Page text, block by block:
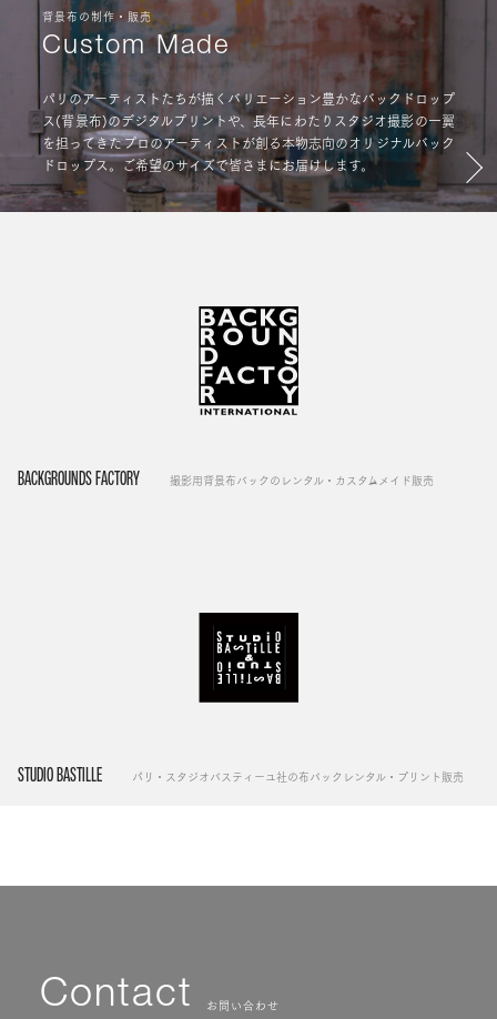
背景布の制作・販売
Custom Made
パリのアーティストたちが描くバリエーション豊かなバックドロップ
ス(背景布)のデジタルプリントや、長年にわたりスタジオ撮影の一翼
を担ってきたプロのアーティストが創る本物志向のオリジナルバック
ドロップス。ご希望のサイズで皆さまにお届けします。
BACKGROUNDS FACTORY 撮影用背景布バックのレンタル・カスタムメイド販売
STUDIO BASTILLE パリ・スタジオバスティーユ社の布バックレンタル・プリント販売
Contact お問い合わせ